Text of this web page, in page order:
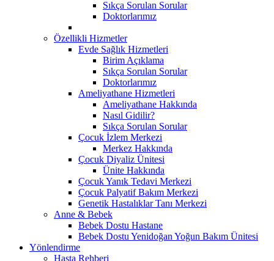
Sıkça Sorulan Sorular
Doktorlarımız
Özellikli Hizmetler
Evde Sağlık Hizmetleri
Birim Açıklama
Sıkça Sorulan Sorular
Doktorlarımız
Ameliyathane Hizmetleri
Ameliyathane Hakkında
Nasıl Gidilir?
Sıkça Sorulan Sorular
Çocuk İzlem Merkezi
Merkez Hakkında
Çocuk Diyaliz Ünitesi
Ünite Hakkında
Çocuk Yanık Tedavi Merkezi
Çocuk Palyatif Bakım Merkezi
Genetik Hastalıklar Tanı Merkezi
Anne & Bebek
Bebek Dostu Hastane
Bebek Dostu Yenidoğan Yoğun Bakım Ünitesi
Yönlendirme
Hasta Rehberi